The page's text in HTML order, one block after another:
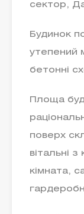
сектор,
Будинок
утепений
бетонні
Площа
поверх
вітальні
кімната,